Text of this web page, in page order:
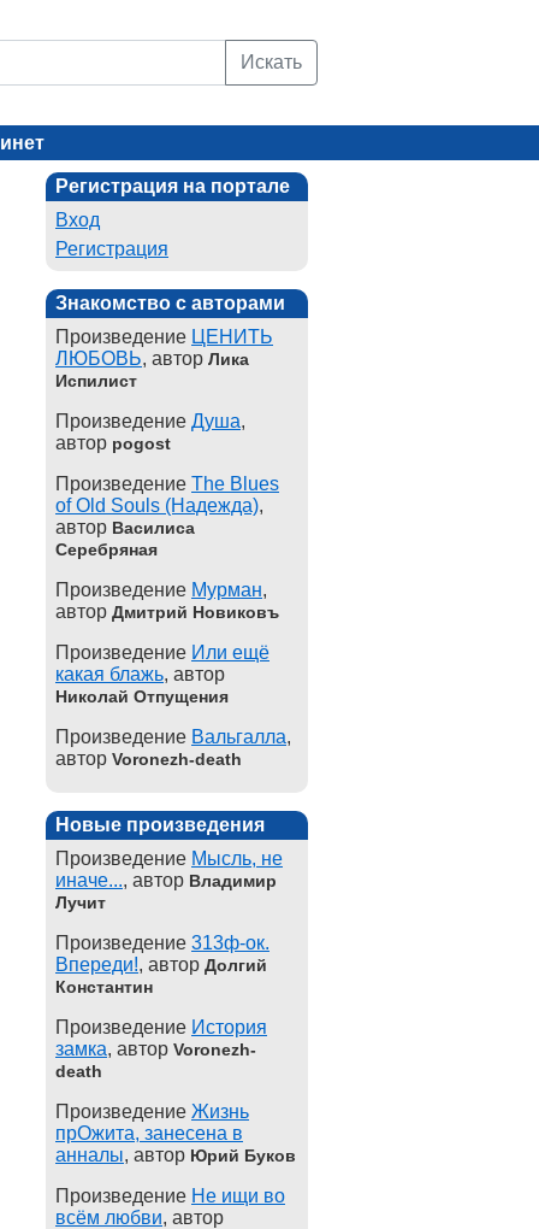
Искать
Регистрация на портале
Вход
Регистрация
Знакомство с авторами
Произведение ЦЕНИТЬ
ЛЮБОВЬ, автор Лика
Испилист
Произведение Душа,
автор pogost
Произведение The Blues
of Old Souls (Надежда),
автор Василиса
Серебряная
Произведение Мурман,
автор Дмитрий Новиковъ
Произведение Или ещё
какая блажь, автор
Николай Отпущения
Произведение Вальгалла,
автор Voronezh-death
Новые произведения
Произведение Мысль, не
иначе..., автор Владимир
Лучит
Произведение 313ф-ок.
Впереди!, автор Долгий
Константин
Произведение История
замка, автор Voronezh-
death
Произведение Жизнь
прОжита, занесена в
анналы, автор Юрий Буков
Произведение Не ищи во
всём любви, автор